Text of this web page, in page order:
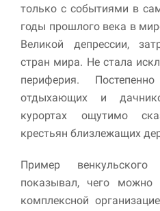
только с событиями в
годы прошлого века в
Великой депрессии,
стран мира. Не стала
периферия.
отдыхающих и
курортах ощутимо
крестьян близлежащих
Пример
показывал, чего можно
комплексной